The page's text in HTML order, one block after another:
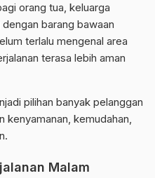
orang tua, keluarga
barang bawaan
terlalu mengenal area
terasa lebih aman
pilihan banyak pelanggan
kenyamanan, kemudahan,
Malam